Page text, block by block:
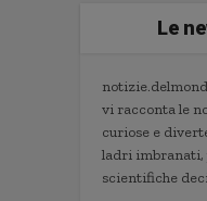
Le
vi racconta le
curiose e
ladri imbranati,
scientifiche